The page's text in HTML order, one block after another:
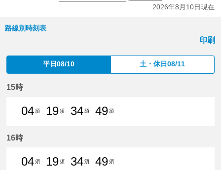
2026年8月10日現在
路線別時刻表
印刷
平日08/10 土・休日08/11
15時
04須
19須
34須
49須
16時
04須
19須
34須
49須